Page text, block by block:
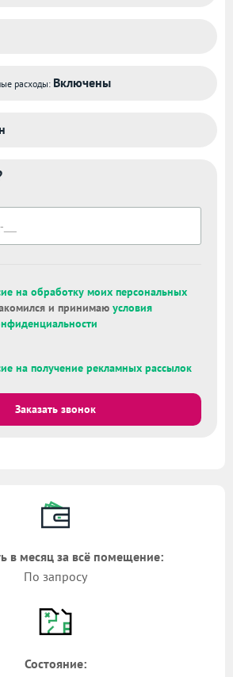
расходы: Включены
на обработку моих персональных
и принимаю условия
на получение рекламных рассылок
Заказать звонок
в месяц за всё помещение:
По запросу
Состояние: